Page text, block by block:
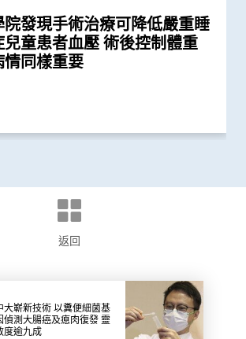
院發現手術治療可降低嚴重睡
兒童患者血壓 術後控制體重
情同樣重要
以鼻紙條採集鼻液樣本檢測新
全、簡易及準確度高 適用於
提倡廣泛使用以達更佳疫...
發現本港四成青少年睡眠不足
管病風險
疫情期間生活習慣全線失守
超重和肥胖比率增近兩倍 疫
重回正軌」
院研究指幼兒成為新冠病毒
播者」的風險不容忽視 病毒
性病毒的比例偏高 持續帶...
所有孕婦作口服葡萄糖耐量測
成孕婦患妊娠糖尿 研究發現
病風險為同齡兒童3倍
證輪狀病毒疫苗對香港兒童非
新型抗病毒分子骨架 有助研
效藥物應付病毒變異
發現11種與蟹過敏相關的致敏
準過敏診斷 皇帝蟹不是真正
獨有致敏原
院建立「魚類過敏階梯」系統
者提供循證的個人化戒口建
證實其研發的口服微囊鎖活菌
方SIM03 有效紓緩兒童濕疹
生活質素
急性淋巴細胞白血病全國性多
證實新生物標誌物助預測復
治療新策略
院研究發現11種與蝦敏感相關
有助推動食物敏感精準診斷
全球最全面的「美國曱甴」基
揭示曱甴新型致敏原 有助開
疫治療
兒童健康研究所成功結合藥物
試 實現「精準個人化治療」
童血癌患者帶來新希望
揭開蟎蟲進化史 有助加強預
和治療常見的蟎過敏
院證實「嗜鹼性粒細胞活化測
確診斷蝦敏感 表現更勝常規
發現半數受訪兒童癌症康復者
代補充療法 或存在「藥療相
險
院研究發現鯇魚為本港魚類過
源頭 新致敏原「小清蛋白
有助提升診斷準確度
發現田園生活有助預防兒童罹
展最新「細胞治療」臨床研究
CAR-T治療血癌新方法
的介入措施有效提升本地幼童
接種率
文大學卓越兒童健康研究所」
結合全球跨學科力量 促進兒
祉
種常見呼吸道病毒進行全港首
學分析 發現「呼吸道合胞病
型流感」為兩大致命病毒
夏約書孤兒症基金會支持新生
務 新增「先天性腎上腺皮質
測
團隊全球率先破解粉塵蟎基因
性過敏疾病提供診斷及治療
指出大部分在學青少年睡眠不
全港睡眠健康教育及改善計劃
睡眠及健康校園生活
為內地地貧病童進行磁共振鐵
效減低死亡風險
本港學童便秘與家庭及環境因
關
返回
大嶄新技術 以糞便細菌基
偵測大腸癌及瘜肉復發 靈
度逾九成